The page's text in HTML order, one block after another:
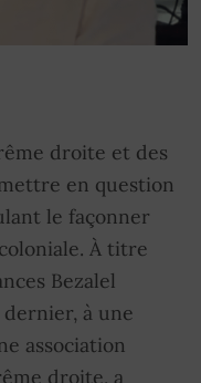
droite et des
en question
le façonner
À titre
Bezalel
à une
association
droite, a